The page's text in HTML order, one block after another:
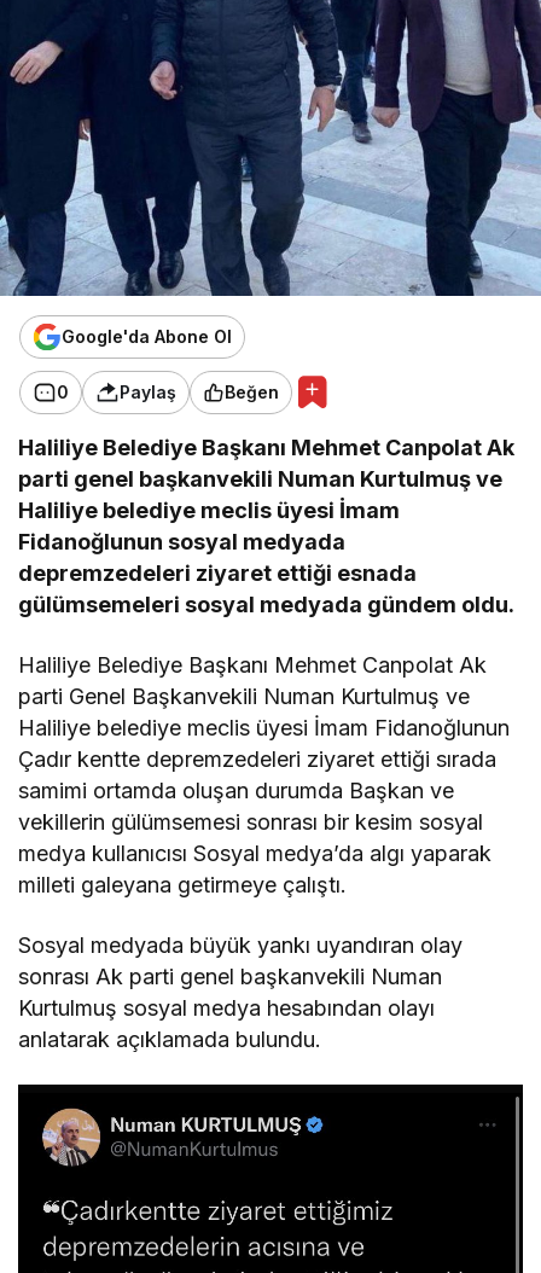
Google'da Abone Ol
0 Paylaş Beğen
Haliliye Belediye Başkanı Mehmet Canpolat Ak
parti genel başkanvekili Numan Kurtulmuş ve
Haliliye belediye meclis üyesi İmam
Fidanoğlunun sosyal medyada
depremzedeleri ziyaret ettiği esnada
gülümsemeleri sosyal medyada gündem oldu.
Haliliye Belediye Başkanı Mehmet Canpolat Ak
parti Genel Başkanvekili Numan Kurtulmuş ve
Haliliye belediye meclis üyesi İmam Fidanoğlunun
Çadır kentte depremzedeleri ziyaret ettiği sırada
samimi ortamda oluşan durumda Başkan ve
vekillerin gülümsemesi sonrası bir kesim sosyal
medya kullanıcısı Sosyal medya’da algı yaparak
milleti galeyana getirmeye çalıştı.
Sosyal medyada büyük yankı uyandıran olay
sonrası Ak parti genel başkanvekili Numan
Kurtulmuş sosyal medya hesabından olayı
anlatarak açıklamada bulundu.